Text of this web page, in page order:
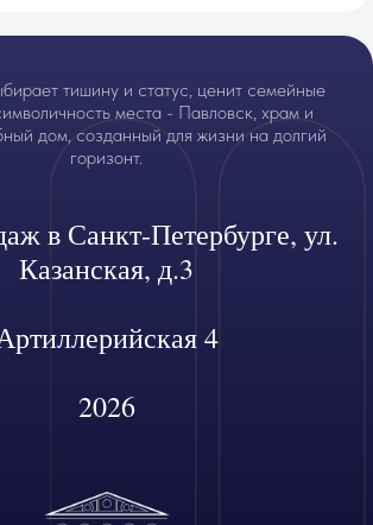
тишину и статус, ценит семейные
места - Павловск, храм и
дом, созданный для жизни на долгий
горизонт.
в Санкт-Петербурге, ул.
Казанская, д.3
4
2026